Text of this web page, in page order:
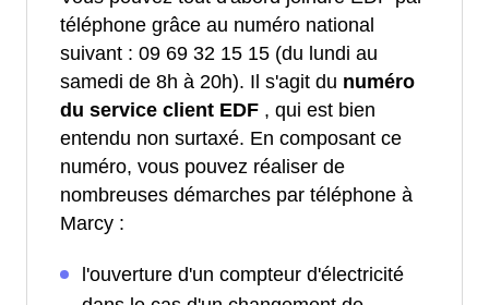
téléphone grâce au numéro national
suivant : 09 69 32 15 15 (du lundi au
samedi de 8h à 20h). Il s'agit du numéro
du service client EDF , qui est bien
entendu non surtaxé. En composant ce
numéro, vous pouvez réaliser de
nombreuses démarches par téléphone à
Marcy :
l'ouverture d'un compteur d'électricité